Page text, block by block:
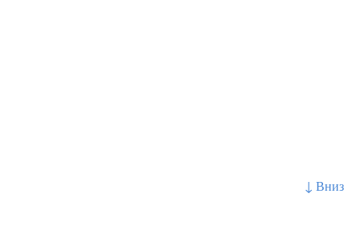
↓ Вниз